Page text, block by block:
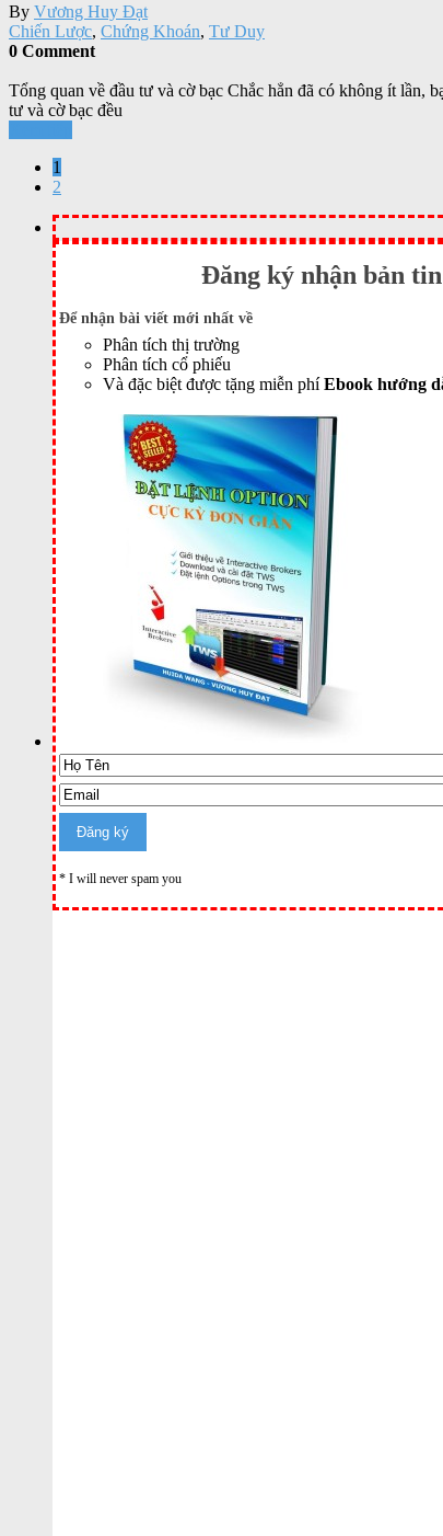
By Vương Huy Đạt
Chiến Lược, Chứng Khoán, Tư Duy
0 Comment
Tổng quan về đầu tư và cờ bạc Chắc hẳn đã có không ít lần,
tư và cờ bạc đều
1
2
Đăng ký nhận bản tin
Để nhận bài viết mới nhất về
Phân tích thị trường
Phân tích cổ phiếu
Và đặc biệt được tặng miễn phíEbook hướng
* I will never spam you